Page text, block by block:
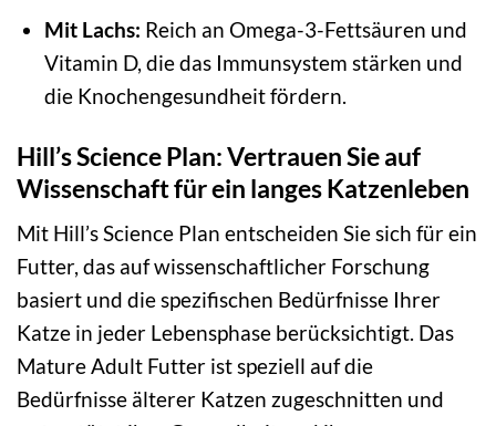
Mit Lachs: Reich an Omega-3-Fettsäuren und
Vitamin D, die das Immunsystem stärken und
die Knochengesundheit fördern.
Hill’s Science Plan: Vertrauen Sie auf
Wissenschaft für ein langes Katzenleben
Mit Hill’s Science Plan entscheiden Sie sich für ein
Futter, das auf wissenschaftlicher Forschung
basiert und die spezifischen Bedürfnisse Ihrer
Katze in jeder Lebensphase berücksichtigt. Das
Mature Adult Futter ist speziell auf die
Bedürfnisse älterer Katzen zugeschnitten und